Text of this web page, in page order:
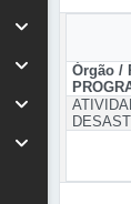
Órgão /